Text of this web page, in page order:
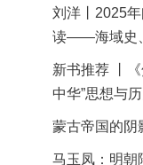
刘洋丨2025
读——海域史
新书推荐 丨
中华”思想与
蒙古帝国的阴
马玉凤：明朝